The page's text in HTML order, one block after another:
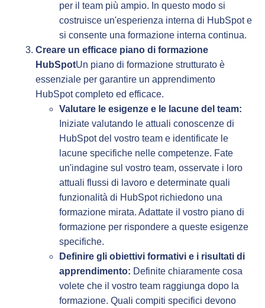
per il team più ampio. In questo modo si
costruisce un'esperienza interna di HubSpot e
si consente una formazione interna continua.
Creare un efficace piano di formazione
HubSpotUn piano di formazione strutturato è
essenziale per garantire un apprendimento
HubSpot completo ed efficace.
Valutare le esigenze e le lacune del team:
Iniziate valutando le attuali conoscenze di
HubSpot del vostro team e identificate le
lacune specifiche nelle competenze. Fate
un'indagine sul vostro team, osservate i loro
attuali flussi di lavoro e determinate quali
funzionalità di HubSpot richiedono una
formazione mirata. Adattate il vostro piano di
formazione per rispondere a queste esigenze
specifiche.
Definire gli obiettivi formativi e i risultati di
apprendimento: Definite chiaramente cosa
volete che il vostro team raggiunga dopo la
formazione. Quali compiti specifici devono